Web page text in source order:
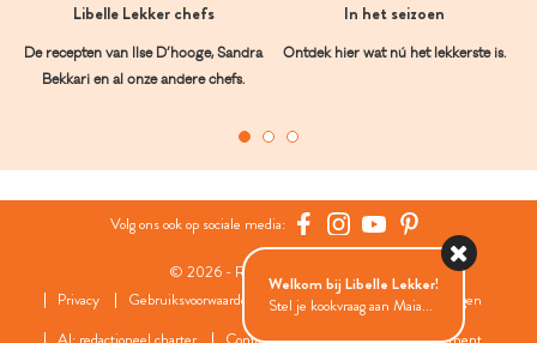
Libelle Lekker chefs
De recepten van Ilse D’hooge, Sandra
Bekkari en al onze andere chefs.
In het seizoen
Ontdek hier wat nú het lekkerste is.
Volg ons ook op sociale media:
© 2026 - Roularta Media Group
Privacy
Gebruiksvoorwaarden Cookies
Cookies instellingen
Welkom bij Libelle Lekker!
Stel je kookvraag aan Maia...